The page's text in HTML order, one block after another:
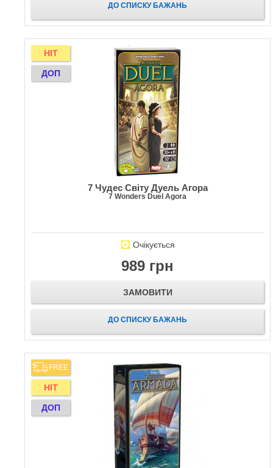
ДО СПИСКУ БАЖАНЬ
HIT
ДОП
7 Чудес Світу Дуель Агора
7 Wonders Duel Agora
Очікується
989 грн
ЗАМОВИТИ
ДО СПИСКУ БАЖАНЬ
FREE
HIT
ДОП